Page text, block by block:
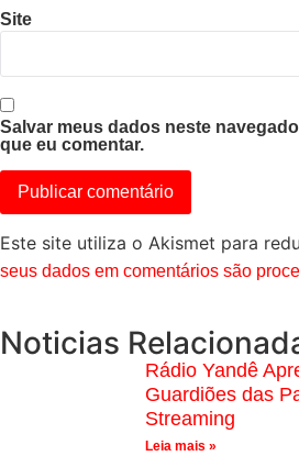
Site
Salvar meus dados neste
que eu comentar.
Este site utiliza o Akismet para
seus dados em comentários são
Noticias
Rádio Yandê
Guardiões das
Streaming
Leia mais »